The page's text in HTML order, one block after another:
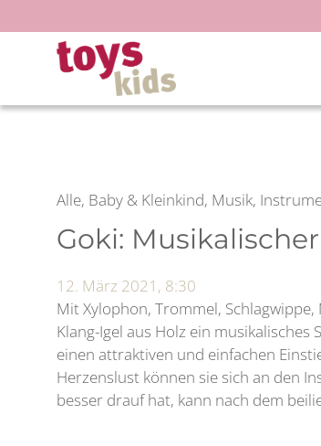
Inhalt
springen
Alle, Baby & Kleinkind, Musik,
Goki:
12. März 2021, 8:30
Mit Xylophon, Trommel,
Klang-Igel aus Holz ein
einen attraktiven und einfachen
Herzenslust können sie sich an den
besser drauf hat, kann nach dem